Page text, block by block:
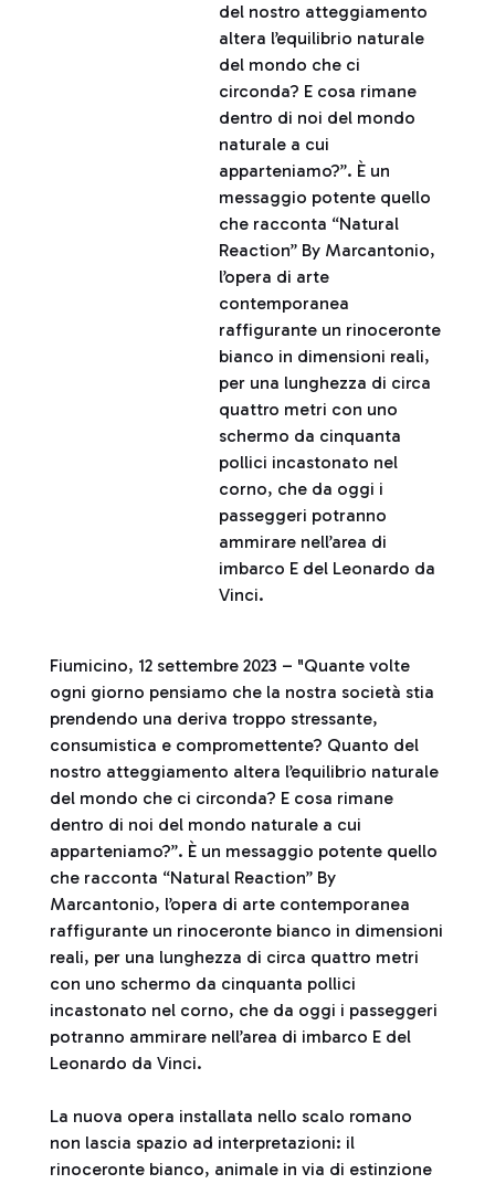
del nostro atteggiamento
altera l’equilibrio naturale
del mondo che ci
circonda? E cosa rimane
dentro di noi del mondo
naturale a cui
apparteniamo?”. È un
messaggio potente quello
che racconta “Natural
Reaction” By Marcantonio,
l’opera di arte
contemporanea
raffigurante un rinoceronte
bianco in dimensioni reali,
per una lunghezza di circa
quattro metri con uno
schermo da cinquanta
pollici incastonato nel
corno, che da oggi i
passeggeri potranno
ammirare nell’area di
imbarco E del Leonardo da
Vinci.
Fiumicino, 12 settembre 2023 – "Quante volte
ogni giorno pensiamo che la nostra società stia
prendendo una deriva troppo stressante,
consumistica e compromettente? Quanto del
nostro atteggiamento altera l’equilibrio naturale
del mondo che ci circonda? E cosa rimane
dentro di noi del mondo naturale a cui
apparteniamo?”. È un messaggio potente quello
che racconta “Natural Reaction” By
Marcantonio, l’opera di arte contemporanea
raffigurante un rinoceronte bianco in dimensioni
reali, per una lunghezza di circa quattro metri
con uno schermo da cinquanta pollici
incastonato nel corno, che da oggi i passeggeri
potranno ammirare nell’area di imbarco E del
Leonardo da Vinci.
La nuova opera installata nello scalo romano
non lascia spazio ad interpretazioni: il
rinoceronte bianco, animale in via di estinzione